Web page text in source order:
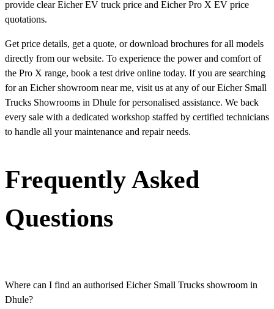
provide clear Eicher EV truck price and Eicher Pro X EV price
quotations.
Get price details, get a quote, or download brochures for all models
directly from our website. To experience the power and comfort of
the Pro X range, book a test drive online today. If you are searching
for an Eicher showroom near me, visit us at any of our Eicher Small
Trucks Showrooms in Dhule for personalised assistance. We back
every sale with a dedicated workshop staffed by certified technicians
to handle all your maintenance and repair needs.
Frequently Asked
Questions
Where can I find an authorised Eicher Small Trucks showroom in
Dhule?